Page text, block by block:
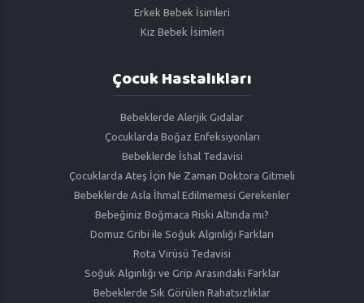
Erkek Bebek İsimleri
Kız Bebek İsimleri
Çocuk Hastalıkları
Bebeklerde Alerjik Gıdalar
Çocuklarda Boğaz Enfeksiyonları
Bebeklerde İshal Tedavisi
Çocuklarda Ateş İçin Ne Zaman Doktora Gitmeli
Bebeklerde Asla İhmal Edilmemesi Gerekenler
Bebeğiniz Boğmaca Riski Altında mı?
Domuz Gribi ile Soğuk Algınlığı Farkları
Rota Virüsü Tedavisi
Soğuk Algınlığı ve Grip Arasındaki Farklar
Bebeklerde Sık Görülen Rahatsızlıklar